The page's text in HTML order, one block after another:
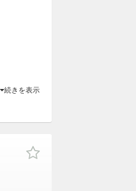
続きを表示